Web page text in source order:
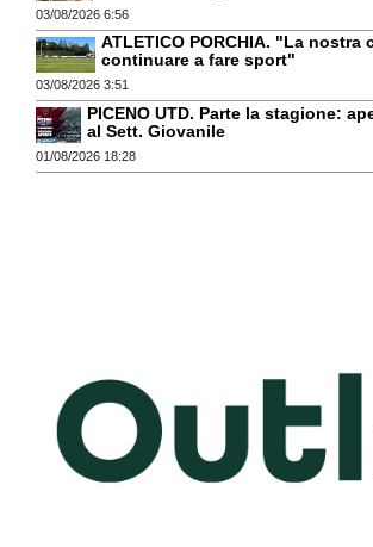
03/08/2026 6:56
ATLETICO PORCHIA. "La nostra
continuare a fare sport"
03/08/2026 3:51
PICENO UTD. Parte la stagione:
al Sett. Giovanile
01/08/2026 18:28